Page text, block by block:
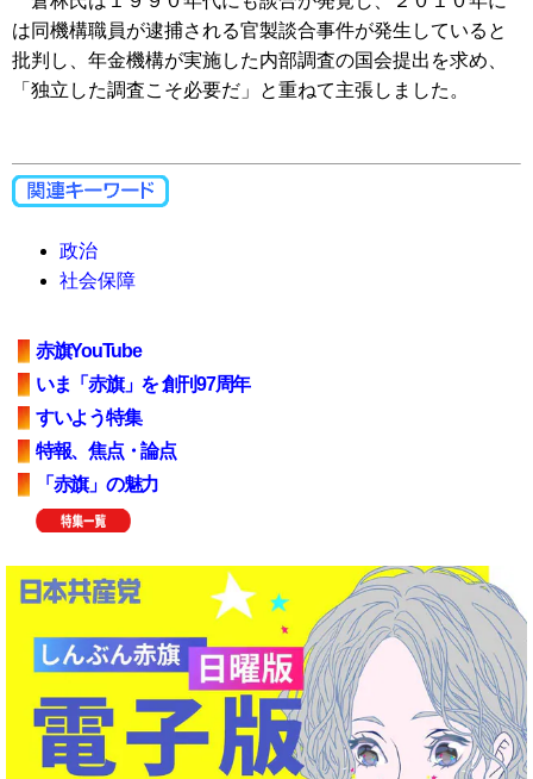
は同機構職員が逮捕される官製談合事件が発生していると
批判し、年金機構が実施した内部調査の国会提出を求め、
「独立した調査こそ必要だ」と重ねて主張しました。
政治
社会保障
赤旗YouTube
いま「赤旗」を 創刊97周年
すいよう特集
特報、焦点・論点
「赤旗」の魅力